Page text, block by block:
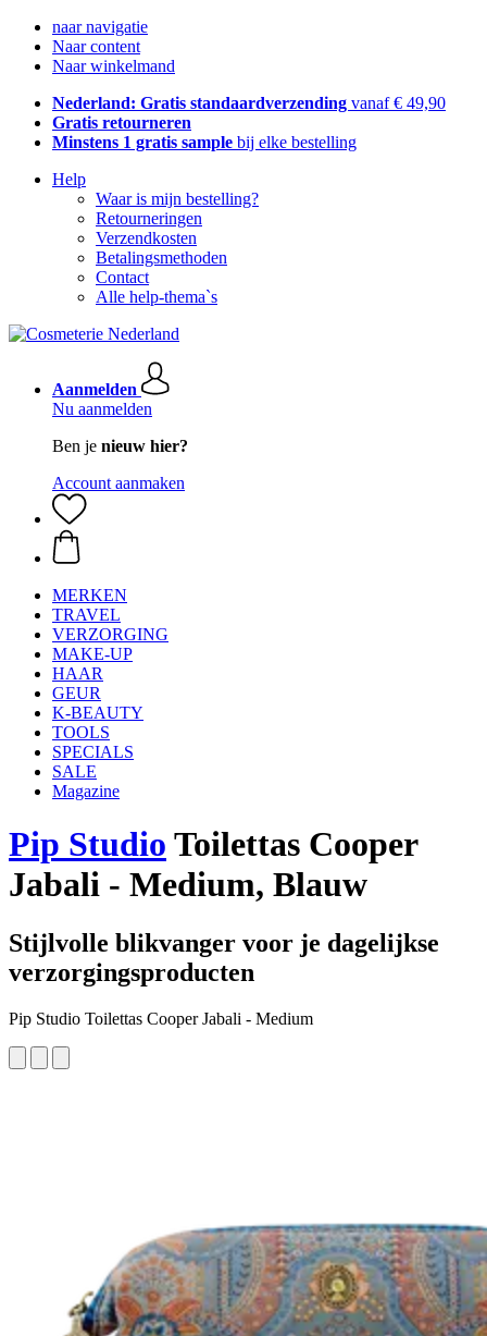
naar navigatie
Naar content
Naar winkelmand
Nederland: Gratis standaardverzending vanaf € 49,90
Gratis retourneren
Minstens 1 gratis sample bij elke bestelling
Help
Waar is mijn bestelling?
Retourneringen
Verzendkosten
Betalingsmethoden
Contact
Alle help-thema`s
Aanmelden
Nu aanmelden
Ben je nieuw hier?
Account aanmaken
MERKEN
TRAVEL
VERZORGING
MAKE-UP
HAAR
GEUR
K-BEAUTY
TOOLS
SPECIALS
SALE
Magazine
Pip Studio Toilettas Cooper
Jabali - Medium, Blauw
Stijlvolle blikvanger voor je dagelijkse
verzorgingsproducten
Pip Studio Toilettas Cooper Jabali - Medium